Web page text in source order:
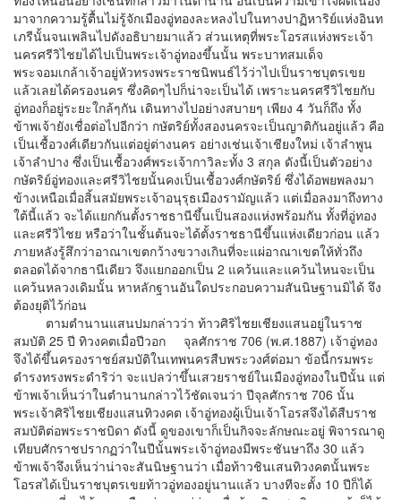
มาจากความรู้ตื้นไม่รู้จักเมืองอู่ทองละหลงไปในทางปาฏิหาริย์แห่งอินท
เภรีนั้นจนเพลินไปดังอธิบายมาแล้ว ส่วนเหตุที่พระโอรสแห่งพระเจ้า
นครศรีวิไชยได้ไปเป็นพระเจ้าอู่ทองขึ้นนั้น พระบาทสมเด็จ
พระจอมเกล้าเจ้าอยู่หัวทรงพระราชนิพนธ์ไว้ว่าไปเป็นราชบุตรเขย
แล้วเลยได้ครองนคร ซึ่งคิดๆไปก็น่าจะเป็นได้ เพราะนครศรีวิไชยกับ
อู่ทองก็อยู่ระยะใกล้ๆกัน เดินทางไปอย่างสบายๆ เพียง 4 วันก็ถึง ทั้ง
ข้าพเจ้ายังเชื่อต่อไปอีกว่า กษัตริย์ทั้งสองนครจะเป็นญาติกันอยู่แล้ว คือ
เป็นเชื้อวงศ์เดียวกันแต่อยู่ต่างนคร อย่างเช่นเจ้าเชียงใหม่ เจ้าลำพูน
เจ้าลำปาง ซึ่งเป็นเชื้อวงศ์พระเจ้ากาวิละทั้ง 3 สกุล ดังนี้เป็นตัวอย่าง
กษัตริย์อู่ทองและศรีวิไชยนั้นคงเป็นเชื้อวงศ์กษัตริย์ ซึ่งได้อพยพลงมา
ข้างเหนือเมื่อสิ้นสมัยพระเจ้าอนุรุธเมืองรามัญแล้ว แต่เมื่อลงมาถึงทาง
ใต้นี้แล้ว จะได้แยกกันตั้งราชธานีขึ้นเป็นสองแห่งพร้อมกัน ทั้งที่อู่ทอง
และศรีวิไชย หรือว่าในชั้นต้นจะได้ตั้งราชธานีขึ้นแห่งเดียวก่อน แล้ว
ภายหลังรู้สึกว่าอาณาเขตกว้างขวางเกินที่จะแผ่อาณาเขตให้ทั่วถึง
ตลอดได้จากธานีเดียว จึงแยกออกเป็น 2 แคว้นและแคว้นไหนจะเป็น
แคว้นหลวงเดิมนั้น หาหลักฐานอันใดประกอบความสันนิษฐานมิได้ จึง
ต้องยุติไว้ก่อน
ตามตำนานแสนปมกล่าวว่า ท้าวศิริไชยเชียงแสนอยู่ในราช
สมบัติ 25 ปี ทิวงคตเมื่อปีวอก จุลศักราช 706 (พ.ศ.1887) เจ้าอู่ทอง
จึงได้ขึ้นครองราชย์สมบัติในเทพนครสืบพระวงศ์ต่อมา ข้อนี้กรมพระ
ดำรงทรงพระดำริว่า จะแปลว่าขึ้นเสวยราชย์ในเมืองอู่ทองในปีนั้น แต่
ข้าพเจ้าเห็นว่าในตำนานกล่าวไว้ชัดเจนว่า ปีจุลศักราช 706 นั้น
พระเจ้าศิริไชยเชียงแสนทิวงคต เจ้าอู่ทองผู้เป็นเจ้าโอรสจึงได้สืบราช
สมบัติต่อพระราชบิดา ดังนี้ ดูของเขาก็เป็นกิจจะลักษณะอยู่ พิจารณาดู
เทียบศักราชปรากฏว่าในปีนั้นพระเจ้าอู่ทองมีพระชันษาถึง 30 แล้ว
ข้าพเจ้าจึงเห็นว่าน่าจะสันนิษฐานว่า เมื่อท้าวชินเสนทิวงคตนั้นพระ
โอรสได้เป็นราชบุตรเขยท้าวอู่ทองอยู่นานแล้ว บางทีจะตั้ง 10 ปีก็ได้